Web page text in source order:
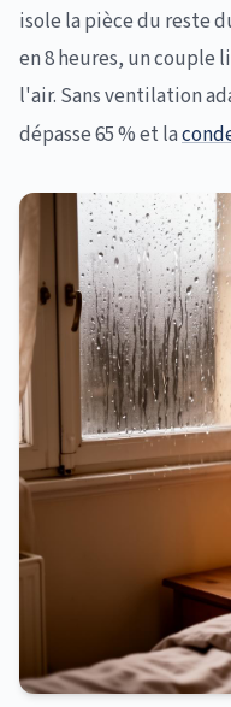
isole la pièce du reste
en 8 heures, un couple
l'air. Sans ventilation
dépasse 65 % et la